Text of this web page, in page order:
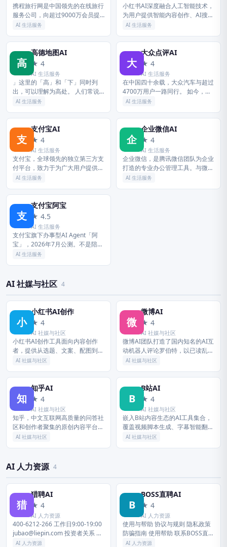
携程旅行网是中国领先的在线旅行
服务公司，向超过9000万会员提
供酒店预订、酒店点评及特价酒店
刻表、票价查询、航班查询、度假
预...
AI 生活服务
小红书AI深度融合人工智能技术，
为用户提供智能内容创作、AI搜
索、个性化推荐等核心功能。创作
视频脚本，大幅提升创作效率；
用...
AI 生活服务
高
高德地图AI
★ 4
AI 生活服务
」这里的「高」和「下」同时列
出，可以理解为高处。 人们常说
的「登高望远」的「高」也是这个
个「高」是作长度、高度讲，是一
个计量...
AI 生活服务
大
大众点评AI
★ 4
AI 生活服务
在中国四十余载，大众汽车与超过
4700万用户一路同行。 如今，大
众汽车正以一系列搭载先进「大众
能源版图，将「在中国，为中
国」...
AI 生活服务
支
支付宝AI
★ 4
AI 生活服务
支付宝，全球领先的独立第三方支
付平台，致力于为广大用户提供安
全快速的电子支付/网上支付/安全
水电煤缴费/信用卡还款/AA收...
AI 生活服务
企
企业微信AI
★ 4
AI 生活服务
企业微信，是腾讯微信团队为企业
打造的专业办公管理工具。与微信
一致的沟通体验，丰富免费的OA
AI 生活服务
支
支付宝阿宝
★ 4.5
AI 生活服务
支付宝旗下办事型AI Agent「阿
宝」，2026年7月公测。不是陪你
聊天，而是帮你办事——一句话即
AI 生活服务
AI 社媒与社区 4
小
小红书AI创作
★ 4
AI 社媒与社区
小红书AI创作工具面向内容创作
者，提供从选题、文案、配图到排
版的全链路AI辅助。用户只需输入
图文笔记草稿，并自动匹配版权
图...
AI 社媒与社区
微
微博AI
★ 4
AI 社媒与社区
微博AI团队打造了国内知名的AI互
动机器人评论罗伯特，以已读乱回
的幽默风格出圈，经过持续技术迭
高质量互动回复的智能助手。微
博...
AI 社媒与社区
知
知乎AI
★ 4
AI 社媒与社区
知乎，中文互联网高质量的问答社
区和创作者聚集的原创内容平台，
于2011年1月正式上线，以让人们
凭...
AI 社媒与社区
B
B站AI
★ 4
AI 社媒与社区
嵌入B站内容生态的AI工具集合，
覆盖视频脚本生成、字幕智能翻
译、内容摘要、一键生成二创等多
AI 社媒与社区
AI 人力资源 4
猎
猎聘AI
★ 4
AI 人力资源
400-6212-266 工作日9:00-19:00
jubao@liepin.com 投资者关系 公
司简介 信息披露 企业管制 投资者
AI 人力资源
B
BOSS直聘AI
★ 4
AI 人力资源
使用与帮助 协议与规则 隐私政策
防骗指南 使用帮助 联系BOSS直聘
北京华品博睿网络技术有限公司
AI 人力资源